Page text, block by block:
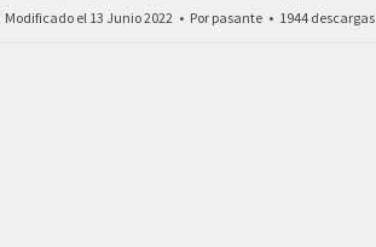
Modificado el 13 Junio 2022 Por pasante 1944 descargas